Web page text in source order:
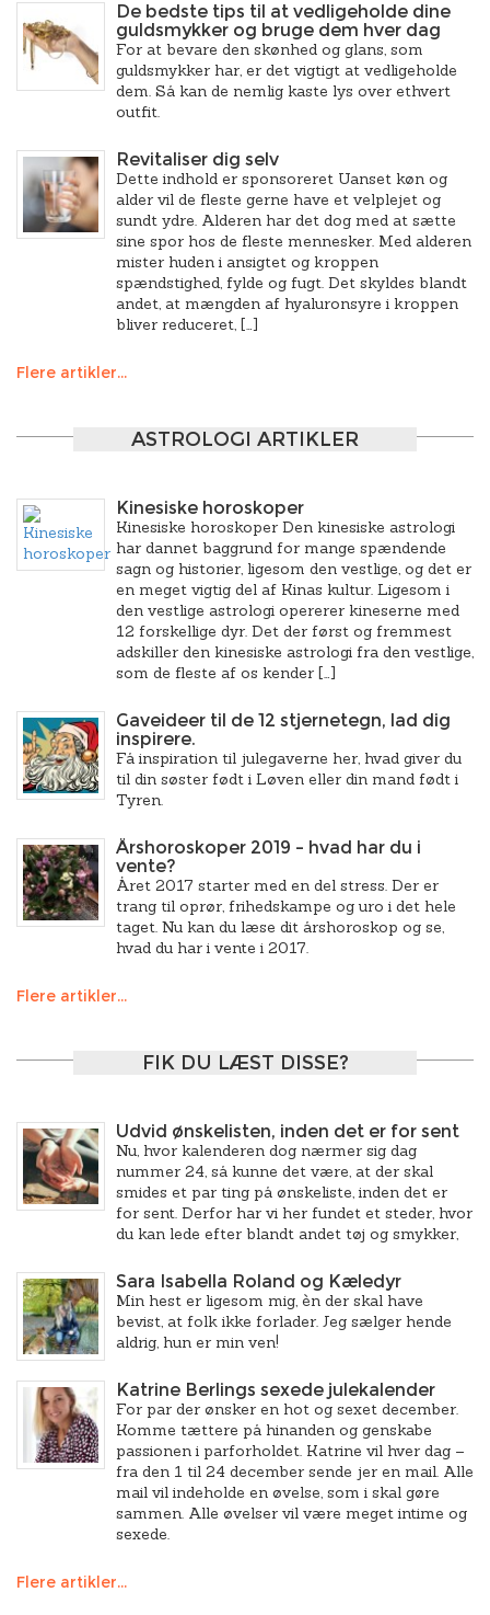
De bedste tips til at vedligeholde dine
guldsmykker og bruge dem hver dag
For at bevare den skønhed og glans, som
guldsmykker har, er det vigtigt at vedligeholde
dem. Så kan de nemlig kaste lys over ethvert
outfit.
Revitaliser dig selv
Dette indhold er sponsoreret Uanset køn og
alder vil de fleste gerne have et velplejet og
sundt ydre. Alderen har det dog med at sætte
sine spor hos de fleste mennesker. Med alderen
mister huden i ansigtet og kroppen
spændstighed, fylde og fugt. Det skyldes blandt
andet, at mængden af hyaluronsyre i kroppen
bliver reduceret, […]
Flere artikler...
ASTROLOGI ARTIKLER
Kinesiske horoskoper
Kinesiske horoskoper Den kinesiske astrologi
har dannet baggrund for mange spændende
sagn og historier, ligesom den vestlige, og det er
en meget vigtig del af Kinas kultur. Ligesom i
den vestlige astrologi opererer kineserne med
12 forskellige dyr. Det der først og fremmest
adskiller den kinesiske astrologi fra den vestlige,
som de fleste af os kender […]
Gaveideer til de 12 stjernetegn, lad dig
inspirere.
Få inspiration til julegaverne her, hvad giver du
til din søster født i Løven eller din mand født i
Tyren.
Årshoroskoper 2019 – hvad har du i
vente?
Året 2017 starter med en del stress. Der er
trang til oprør, frihedskampe og uro i det hele
taget. Nu kan du læse dit årshoroskop og se,
hvad du har i vente i 2017.
Flere artikler...
FIK DU LÆST DISSE?
Udvid ønskelisten, inden det er for sent
Nu, hvor kalenderen dog nærmer sig dag
nummer 24, så kunne det være, at der skal
smides et par ting på ønskeliste, inden det er
for sent. Derfor har vi her fundet et steder, hvor
du kan lede efter blandt andet tøj og smykker,
Sara Isabella Roland og Kæledyr
Min hest er ligesom mig, èn der skal have
bevist, at folk ikke forlader. Jeg sælger hende
aldrig, hun er min ven!
Katrine Berlings sexede julekalender
For par der ønsker en hot og sexet december.
Komme tættere på hinanden og genskabe
passionen i parforholdet. Katrine vil hver dag –
fra den 1 til 24 december sende jer en mail. Alle
mail vil indeholde en øvelse, som i skal gøre
sammen. Alle øvelser vil være meget intime og
sexede.
Flere artikler...